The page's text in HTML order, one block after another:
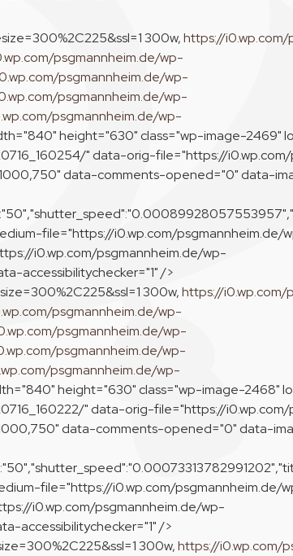
300w,https://
psgmannheim.de/wp-
psgmannheim.de/wp-
psgmannheim.de/wp-
psgmannheim.de/wp-
height="630" class="wp-image-2469"
" data-orig-file="https://
data-comments-opened="0" data-
file="https://i0.wp.com/psgmannheim.de/
i0.wp.com/psgmannheim.de/wp-
accessibilitychecker="1" />
300w,https://i0.wp.com/
psgmannheim.de/wp-
psgmannheim.de/wp-
psgmannheim.de/wp-
psgmannheim.de/wp-
height="630" class="wp-image-2468"
" data-orig-file="https://
data-comments-opened="0" data-
file="https://i0.wp.com/psgmannheim.de/
i0.wp.com/psgmannheim.de/wp-
accessibilitychecker="1" />
300w,https://i0.wp.com/